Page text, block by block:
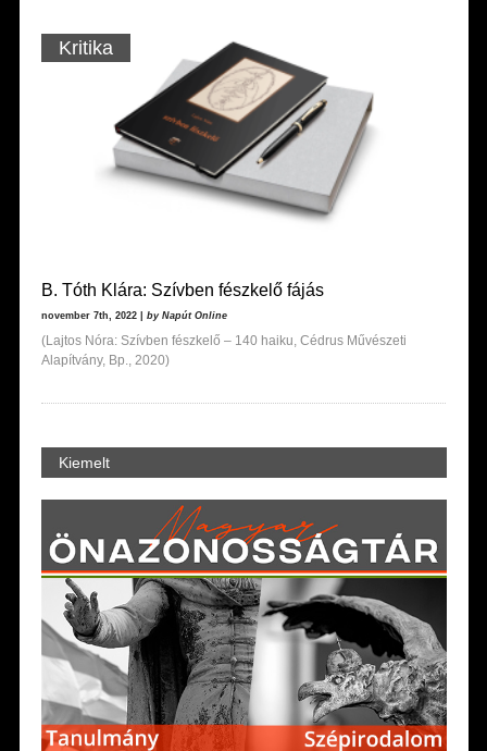
Kritika
B. Tóth Klára: Szívben fészkelő fájás
november 7th, 2022 | by Napút Online
(Lajtos Nóra: Szívben fészkelő – 140 haiku, Cédrus Művészeti
Alapítvány, Bp., 2020)
Kiemelt